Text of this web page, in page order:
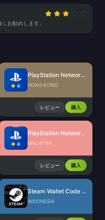
お勧めします。
PlayStation Network Card (HK)
HONG KONG
レビュー 購入
PlayStation Network Card (MY)
MALAYSIA
レビュー 購入
Steam Wallet Code (IDR)
INDONESIA